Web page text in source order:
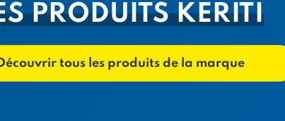
PRODUITS KERITI
tous les produits de la marque